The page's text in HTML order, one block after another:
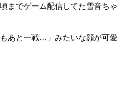
までゲーム配信してた雪音ち
もあと一戦…」みたいな顔が可